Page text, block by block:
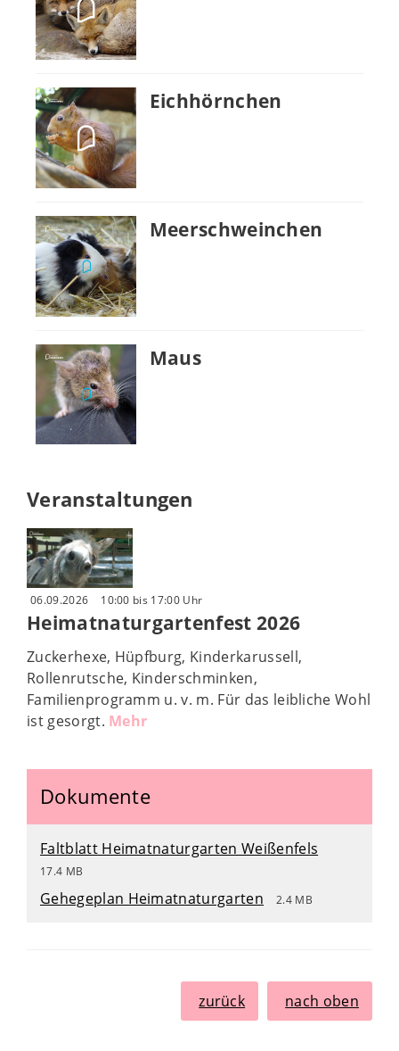
Eichhörnchen
Meerschweinchen
Maus
Veranstaltungen
06.09.2026 10:00 bis 17:00 Uhr
Heimatnaturgartenfest 2026
Zuckerhexe, Hüpfburg, Kinderkarussell,
Rollenrutsche, Kinderschminken,
Familienprogramm u. v. m. Für das leibliche Wohl
ist gesorgt. Mehr
Dokumente
Faltblatt Heimatnaturgarten Weißenfels
17.4 MB
Gehegeplan Heimatnaturgarten 2.4 MB
zurück nach oben